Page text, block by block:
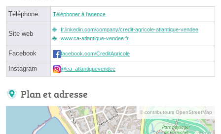
Téléphone Téléphoner à l'agence
Site web
fr.linkedin.com/company/credit-agricole-atlantique-vendee
www.ca-atlantique-vendee.fr
Facebook facebook.com/CreditAgricole
Instagram @ca_atlantiquevendee
Plan et adresse
© contributeurs OpenStreetMap